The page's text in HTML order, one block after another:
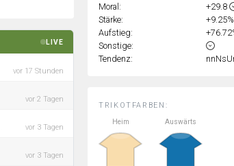
LIVE
vor 17 Stunden
vor 2 Tagen
vor 3 Tagen
vor 3 Tagen
TRIKOTFARBEN:
Heim
Auswärts
Moral:
+29.8
Stärke:
+9.25%
Aufstieg:
Sonstige:
Tendenz: